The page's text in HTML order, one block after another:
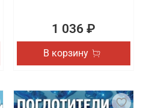
1 036 ₽
В корзину